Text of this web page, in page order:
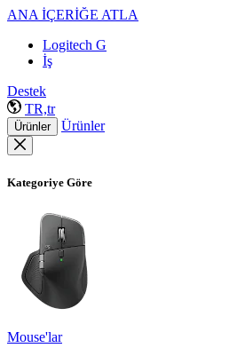
ANA İÇERİĞE ATLA
Logitech G
İş
Destek
TR,tr
Ürünler Ürünler
Kategoriye Göre
Mouse'lar